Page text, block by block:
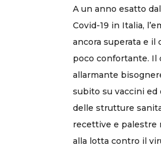
A un anno esatto
Covid-19 in Italia,
ancora superata e il
poco confortante. Il
allarmante
subito su vaccini ed
delle strutture
recettive e palestre
alla lotta contro il